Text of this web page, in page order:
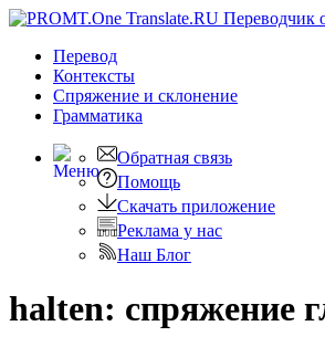
Перевод
Контексты
Спряжение и склонение
Грамматика
Обратная связь
Помощь
Скачать приложение
Реклама у нас
Наш Блог
halten: спряжение